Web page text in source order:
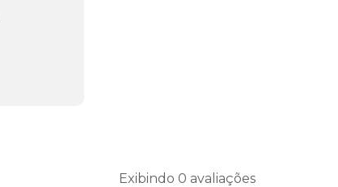
Exibindo 0 avaliações